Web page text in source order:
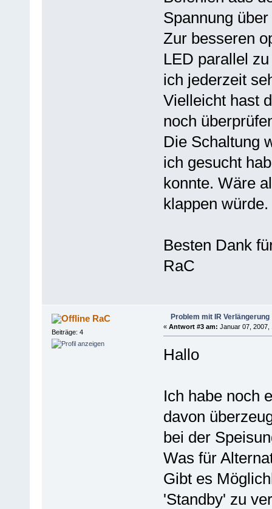
Spannung
Zur besseren
LED parallel
ich jederzeit
Vielleicht hast
noch
Die Schaltung
ich gesucht
konnte. Wäre
klappen würde.
Besten Dank
RaC
RaC
Beiträge: 4
Problem mit IR Verlängerung
« Antwort #3 am: Januar 07, 2007,
Hallo
Ich habe noch
davon
bei der
Was für
Gibt es
'Standby' zu